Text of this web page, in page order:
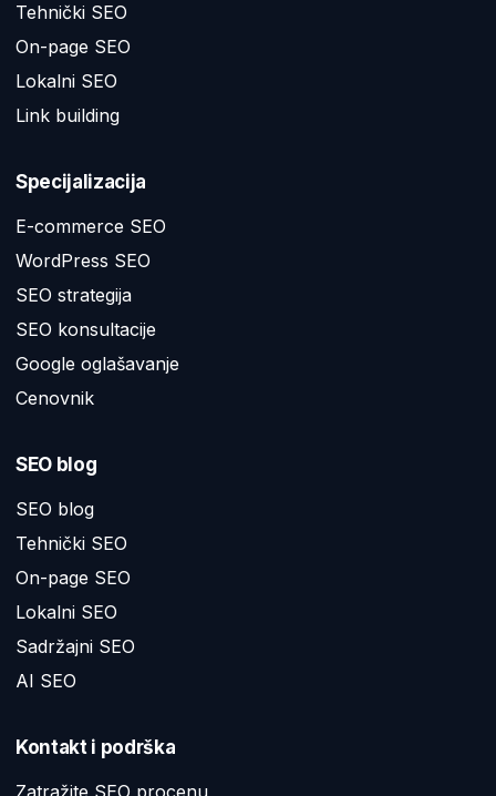
Tehnički SEO
On-page SEO
Lokalni SEO
Link building
Specijalizacija
E-commerce SEO
WordPress SEO
SEO strategija
SEO konsultacije
Google oglašavanje
Cenovnik
SEO blog
SEO blog
Tehnički SEO
On-page SEO
Lokalni SEO
Sadržajni SEO
AI SEO
Kontakt i podrška
Zatražite SEO procenu